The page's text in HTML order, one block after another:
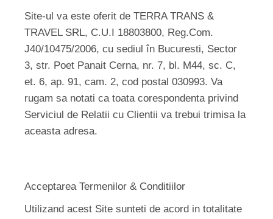
Site-ul va este oferit de TERRA TRANS &
TRAVEL SRL, C.U.I 18803800, Reg.Com.
J40/10475/2006, cu sediul în Bucuresti, Sector
3, str. Poet Panait Cerna, nr. 7, bl. M44, sc. C,
et. 6, ap. 91, cam. 2, cod postal 030993. Va
rugam sa notati ca toata corespondenta privind
Serviciul de Relatii cu Clientii va trebui trimisa la
aceasta adresa.
Acceptarea Termenilor & Conditiilor
Utilizand acest Site sunteti de acord in totalitate